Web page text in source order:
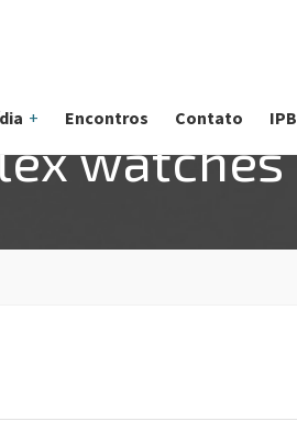
Encontros Contato IPB
watches